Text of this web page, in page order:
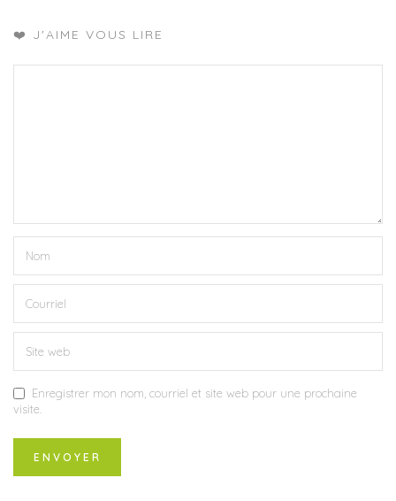
❤️ J'AIME VOUS LIRE
Enregistrer mon nom, courriel et site web pour une prochaine
visite.